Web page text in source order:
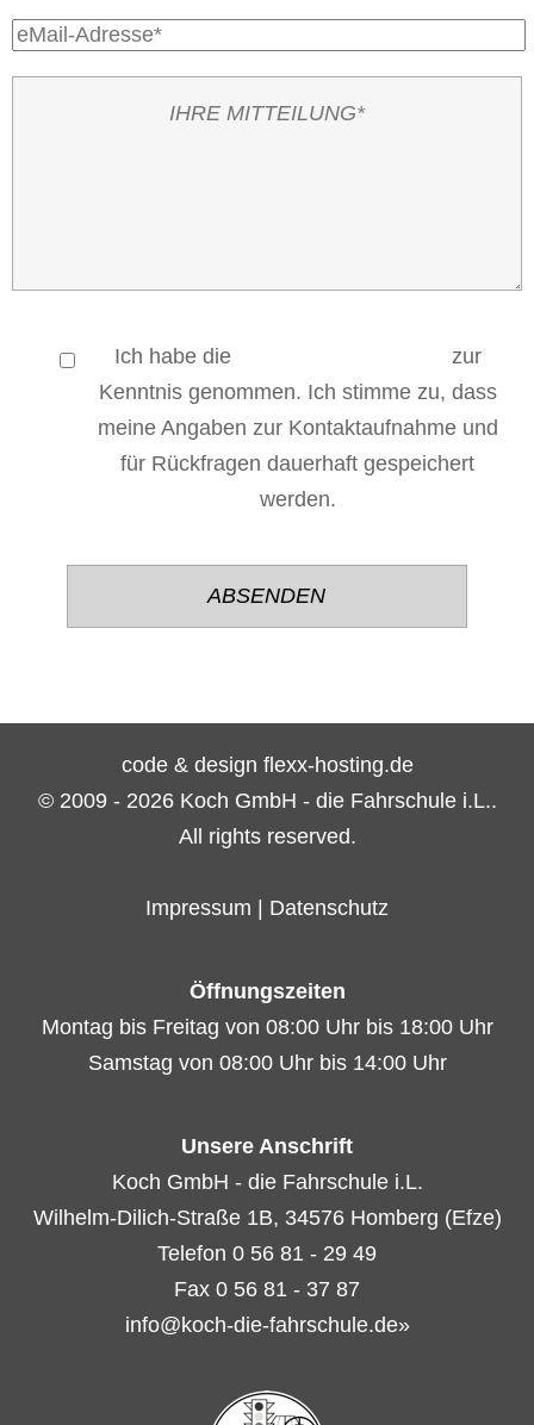
Ich habe die
zur
Kenntnis genommen. Ich stimme zu, dass
meine Angaben zur Kontaktaufnahme und
für Rückfragen dauerhaft gespeichert
werden.
code & design flexx-hosting.de
© 2009 - 2026 Koch GmbH - die Fahrschule i.L..
All rights reserved.
Impressum Datenschutz
Öffnungszeiten
Montag bis Freitag von 08:00 Uhr bis 18:00 Uhr
Samstag von 08:00 Uhr bis 14:00 Uhr
Unsere Anschrift
Koch GmbH - die Fahrschule i.L.
Wilhelm-Dilich-Straße 1B, 34576 Homberg (Efze)
Telefon 0 56 81 - 29 49
Fax 0 56 81 - 37 87
info@koch-die-fahrschule.de»